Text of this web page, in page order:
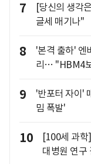
7
[당신의 생각
글세 매기나"
8
'본격 출하' 엔
리… "HBM4
9
'반포터 자이'
밈 폭발'
10
[100세 과
대병원 연구